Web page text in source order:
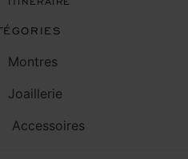
Montres
Joaillerie
Accessoires